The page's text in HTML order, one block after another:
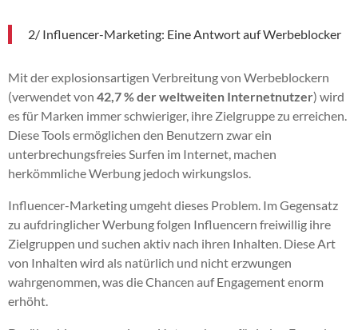
2/ Influencer-Marketing: Eine Antwort auf Werbeblocker
Mit der explosionsartigen Verbreitung von Werbeblockern
(verwendet von 42,7 % der weltweiten Internetnutzer) wird
es für Marken immer schwieriger, ihre Zielgruppe zu erreichen.
Diese Tools ermöglichen den Benutzern zwar ein
unterbrechungsfreies Surfen im Internet, machen
herkömmliche Werbung jedoch wirkungslos.
Influencer-Marketing umgeht dieses Problem. Im Gegensatz
zu aufdringlicher Werbung folgen Influencern freiwillig ihre
Zielgruppen und suchen aktiv nach ihren Inhalten. Diese Art
von Inhalten wird als natürlich und nicht erzwungen
wahrgenommen, was die Chancen auf Engagement enorm
erhöht.